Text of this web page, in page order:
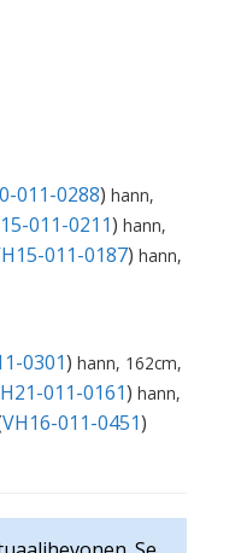
011-0288) hann,
011-0211) hann,
011-0187) hann,
0301) hann, 162cm,
011-0161) hann,
VH16-011-0451)